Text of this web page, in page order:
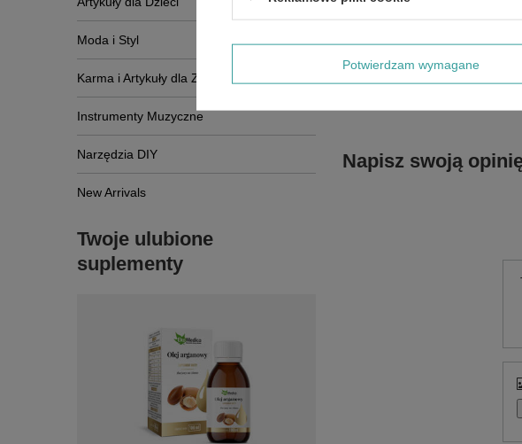
Moda i Styl
Karma i Artykuły dla Zwierząt
Instrumenty Muzyczne
Narzędzia DIY
New Arrivals
Twoje ulubione
suplementy
Zadaj
Napisz swoją
Potwierdzam wymagane